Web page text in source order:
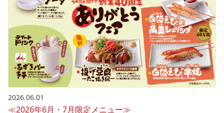
2026.06.01
≪2026年6月・7月限定メニュー≫